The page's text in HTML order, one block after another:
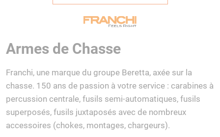
Armes de Chasse
Franchi, une marque du groupe Beretta, axée sur la
chasse. 150 ans de passion à votre service : carabines à
percussion centrale, fusils semi-automatiques, fusils
superposés, fusils juxtaposés avec de nombreux
accessoires (chokes, montages, chargeurs).